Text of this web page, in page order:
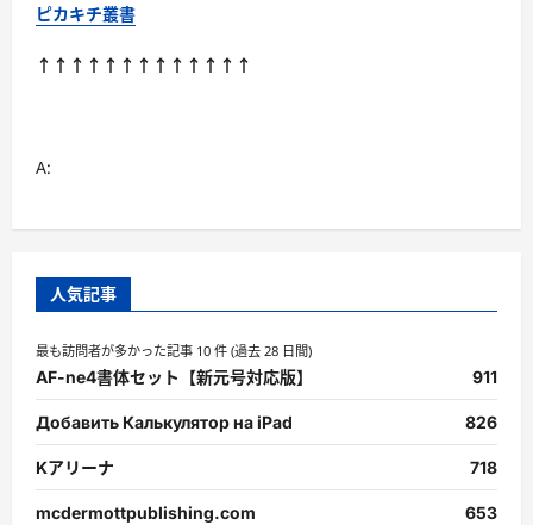
ピカキチ叢書
↑↑↑↑↑↑↑↑↑↑↑↑↑
A:
人気記事
最も訪問者が多かった記事 10 件 (過去 28 日間)
AF-ne4書体セット【新元号対応版】 911
Добавить Калькулятор на iPad 826
Kアリーナ 718
mcdermottpublishing.com 653